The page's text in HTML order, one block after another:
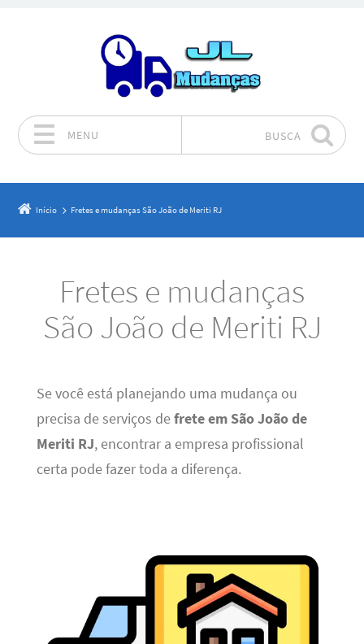
MENU BUSCA
Início Fretes e mudanças São João de Meriti RJ
Fretes e mudanças
São João de Meriti RJ
Se você está planejando uma mudança ou
precisa de serviços defrete em São João de
Meriti RJ, encontrar a empresa profissional
certa pode fazer toda a diferença.